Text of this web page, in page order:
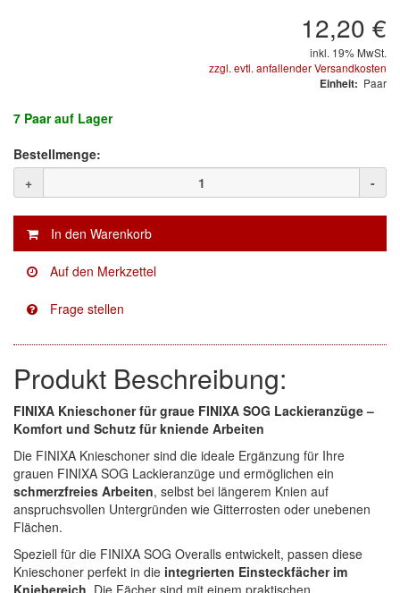
(113)
Indasa
Mirka
no-name
Novol
(21)
Sia
(3)
Spectral
(5)
StarChem
(1)
Sundstrom
(4)
Troton
12,20 €
inkl. 19% MwSt.
zzgl. evtl. anfallender Versandkosten
Einheit: Paar
7 Paarauf Lager
Bestellmenge:
+
-
Produkt Beschreibung:
FINIXA Knieschoner für graue FINIXA SOG Lackieranzüge –
Komfort und Schutz für kniende Arbeiten
Die FINIXA Knieschoner sind die ideale Ergänzung für Ihre
grauen FINIXA SOG Lackieranzüge und ermöglichen ein
schmerzfreies Arbeiten, selbst bei längerem Knien auf
anspruchsvollen Untergründen wie Gitterrosten oder unebenen
Flächen.
Speziell für die FINIXA SOG Overalls entwickelt, passen diese
Knieschoner perfekt in die integrierten Einsteckfächer im
Kniebereich . Die Fächer sind mit einem praktischen